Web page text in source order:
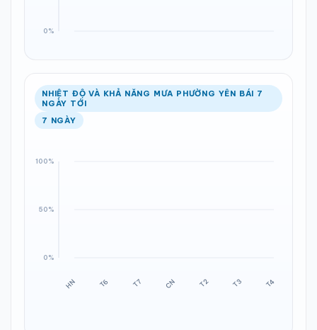
NHIỆT ĐỘ VÀ KHẢ NĂNG MƯA PHƯỜNG YÊN BÁI 7
NGÀY TỚI
7 NGÀY